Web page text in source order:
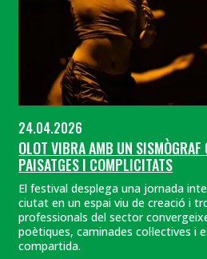
24.04.2026
OLOT VIBRA AMB UN SISMÒGRAF
PAISATGES I COMPLICITATS
El festival desplega una jornada
ciutat en un espai viu de creació i
professionals del sector
poètiques, caminades col·lectives i
compartida.